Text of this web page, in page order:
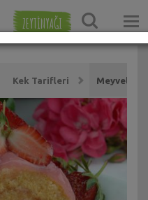
ZEYTİNYAĞI
Kek Tarifleri Meyveli